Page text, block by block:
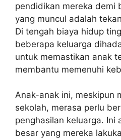
pendidikan mereka demi
yang muncul adalah
Di tengah biaya hidup
beberapa keluarga
untuk memastikan anak
membantu memenuhi
Anak-anak ini, meskipun
sekolah, merasa perlu
penghasilan keluarga. Ini
besar yang mereka